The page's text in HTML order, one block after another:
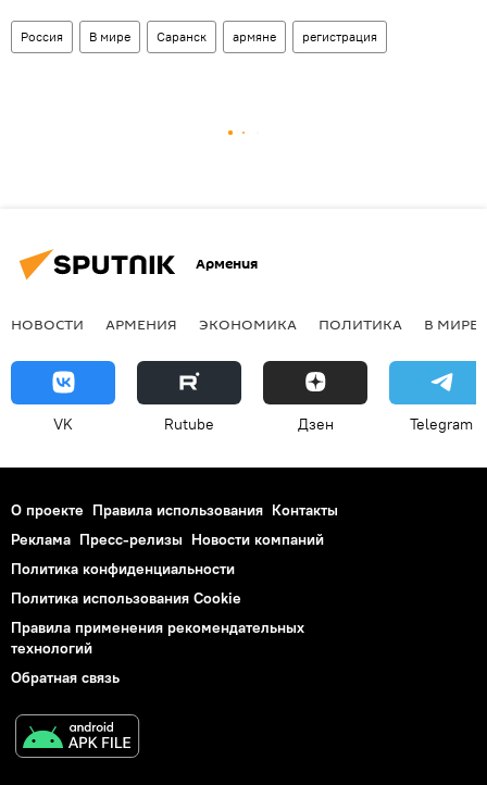
Россия В мире Саранск армяне регистрация
Армения
НОВОСТИ АРМЕНИЯ ЭКОНОМИКА ПОЛИТИКА В МИРЕ
VK Rutube Дзен Telegram
О проекте Правила использования Контакты
Реклама Пресс-релизы Новости компаний
Политика конфиденциальности
Политика использования Cookie
Правила применения рекомендательных
технологий
Обратная связь